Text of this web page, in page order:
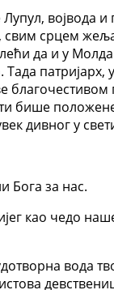
Лупул,
свим срцем
да и у
бише
дивног у
Бога за нас.
као чедо
вода